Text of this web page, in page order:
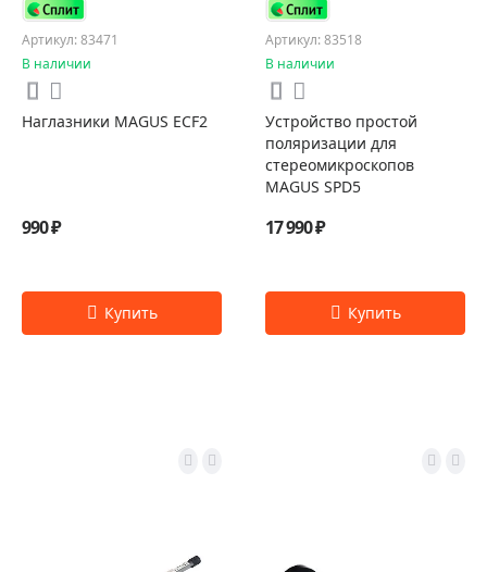
Артикул: 83471
В наличии
Наглазники MAGUS ECF2
990 ₽
Артикул: 83518
В наличии
Устройство простой
поляризации для
стереомикроскопов
MAGUS SPD5
17 990 ₽